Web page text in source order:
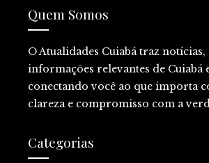
Quem Somos
O Atualidades Cuiabá traz notícias,
informações relevantes de Cuiabá
conectando você ao que importa
clareza e compromisso com a
Categorias